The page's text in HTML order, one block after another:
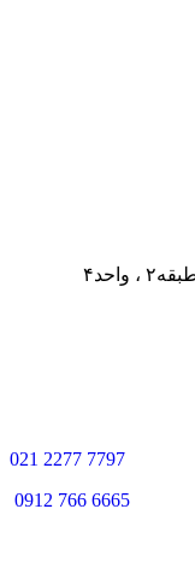
021 2277 7797
0912 766 6665